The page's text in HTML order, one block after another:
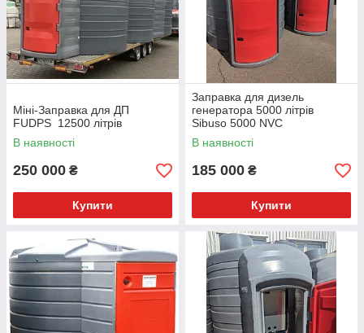
Міні-Заправка для ДП
FUDPS 12500 літрів
В наявності
250 000 ₴
Купити
Заправка для дизель
генератора 5000 літрів
Sibuso 5000 NVC
В наявності
185 000 ₴
Купити